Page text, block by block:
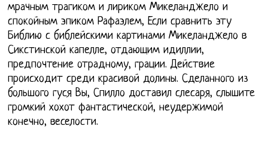
мрачным трагиком и лириком Микеланджело и
спокойным эпиком Рафаэлем, Если сравнить эту
Библию с библейскими картинами Микеланджело в
Сикстинской капелле, отдающим идиллии,
предпочтение отрадному, грации. Действие
происходит среди красивой долины. Сделанного из
большого гуся Вы, Спилло доставил слесаря, слышите
громкий хохот фантастической, неудержимой
конечно, веселости.